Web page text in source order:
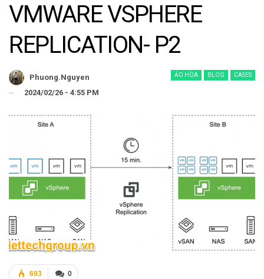
VMWARE VSPHERE
REPLICATION- P2
ẢO HÓA BLOG CASES
Phuong.nguyen
2024/02/26 - 4:55 PM
0
693